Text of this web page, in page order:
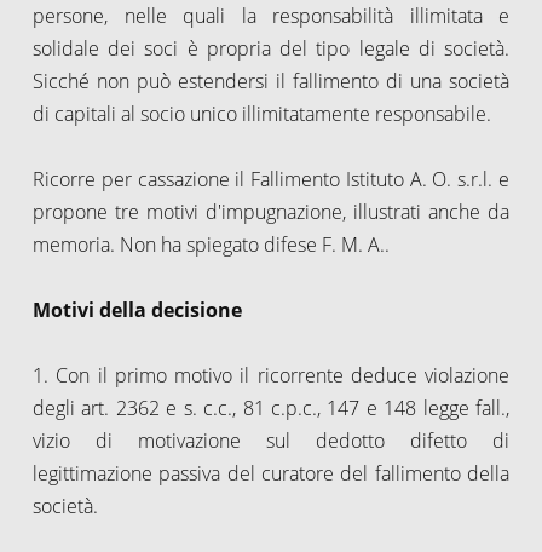
persone, nelle quali la responsabilità illimitata e
solidale dei soci è propria del tipo legale di società.
Sicché non può estendersi il fallimento di una società
di capitali al socio unico illimitatamente responsabile.
Ricorre per cassazione il Fallimento Istituto A. O. s.r.l. e
propone tre motivi d'impugnazione, illustrati anche da
memoria. Non ha spiegato difese F. M. A..
Motivi della decisione
1. Con il primo motivo il ricorrente deduce violazione
degli art. 2362 e s. c.c., 81 c.p.c., 147 e 148 legge fall.,
vizio di motivazione sul dedotto difetto di
legittimazione passiva del curatore del fallimento della
società.